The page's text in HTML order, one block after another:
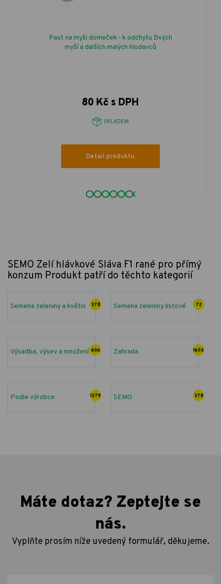
Past na myši domeček - k odchytu živých
myší a dalších malých hlodavců
80 Kč s DPH
SKLADEM
Detail produktu
SEMO Zelí hlávkové Sláva F1 rané pro přímý
konzum Produkt patří do těchto kategorií
Semena zeleniny a květin 378 Semena zeleniny listové 72
Výsadba, výsev a množení 606 Zahrada 1603
Podle výrobce 1279 SEMO 378
Máte dotaz? Zeptejte se
nás.
Vyplňte prosím níže uvedený formulář, děkujeme.